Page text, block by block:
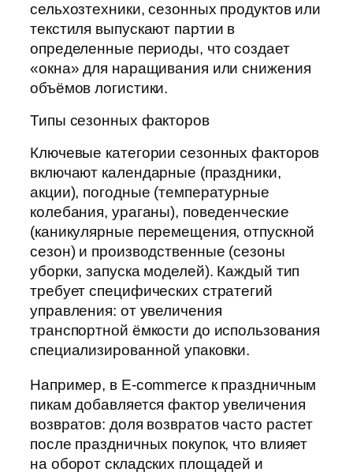
сельхозтехники, сезонных продуктов или
текстиля выпускают партии в
определенные периоды, что создает
«окна» для наращивания или снижения
объёмов логистики.
Типы сезонных факторов
Ключевые категории сезонных факторов
включают календарные (праздники,
акции), погодные (температурные
колебания, ураганы), поведенческие
(каникулярные перемещения, отпускной
сезон) и производственные (сезоны
уборки, запуска моделей). Каждый тип
требует специфических стратегий
управления: от увеличения
транспортной ёмкости до использования
специализированной упаковки.
Например, в E-commerce к праздничным
пикам добавляется фактор увеличения
возвратов: доля возвратов часто растет
после праздничных покупок, что влияет
на оборот складских площадей и